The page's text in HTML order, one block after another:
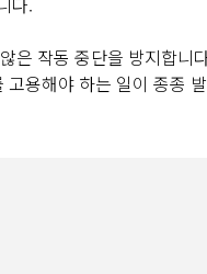
은 작동 중단을 방지합
용해야 하는 일이 종종